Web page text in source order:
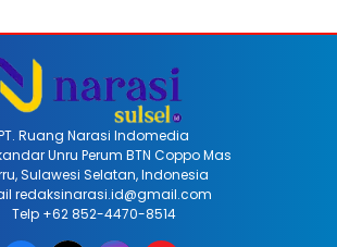
Ruang Narasi Indomedia
Unru Perum BTN Coppo Mas
Sulawesi Selatan, Indonesia
redaksinarasi.id@gmail.com
Telp +62 852-4470-8514